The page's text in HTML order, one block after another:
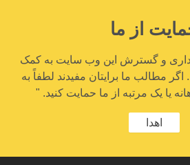
از ما
و گسترش این وب سایت به کمک
مطالب ما برایتان مفیدند لطفاً به
یا یک مرتبه از ما حمایت کنید. "
اهدا